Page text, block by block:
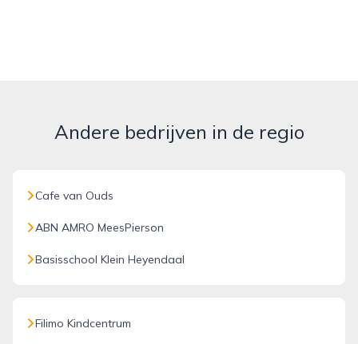
Andere bedrijven in de regio
Cafe van Ouds
ABN AMRO MeesPierson
Basisschool Klein Heyendaal
Filimo Kindcentrum